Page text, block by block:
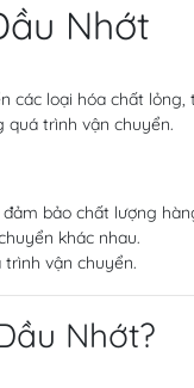
Nhớt
loại hóa chất
trình vận chuyển.
bảo chất lượng
khác nhau.
vận chuyển.
Nhớt?